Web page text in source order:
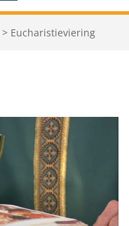
> Eucharistieviering